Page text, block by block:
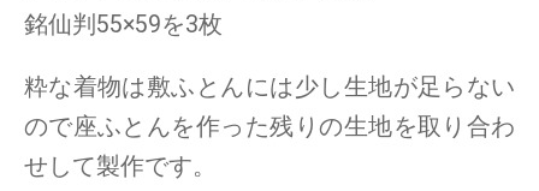
銘仙判55×59を3枚
粋な着物は敷ふとんには少し生地が足らない
ので座ふとんを作った残りの生地を取り合わ
せして製作です。